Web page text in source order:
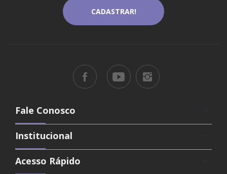
Fale Conosco
Institucional
Acesso Rápido